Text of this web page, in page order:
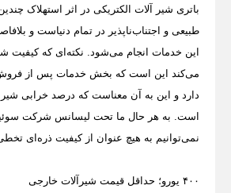
باتری شیر آلات الکتریکی در اثر استهلاک
طبیعی و اجتناب‌ناپذیر در تمام دنیاست و
این خدمات انجام می‌شود. نکته‌ای که کیفیت
می‌کند این است که بخش خدمات پس از
دارد و این به آن معناست که درصد خرابی شیر
است. به هر حال ما تحت لیسانس شرکت
نمی‌توانیم به هیچ عنوان از کیفیت ذره‌ای
۴۰۰ یورو؛ حداقل قیمت شیرآلات خارجی